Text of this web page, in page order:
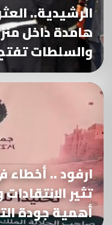
الرشيدية..
هامدة داخل
والسلطات
ارفود .. أخطاء
تثير
أهمية جودة